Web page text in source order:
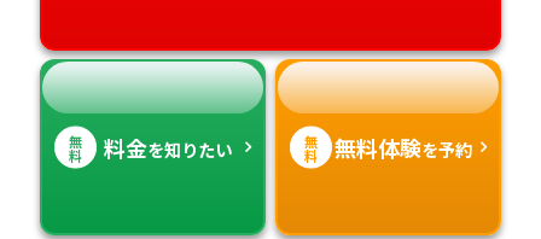
無
料 料金を知りたい 無
料 無料体験を予約